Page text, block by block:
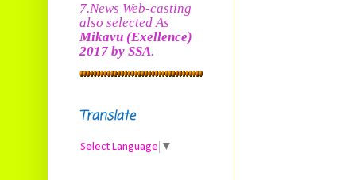
7.News Web-casting
also selected As
Mikavu (Exellence)
2017 by SSA.
Translate
Select Language ▼